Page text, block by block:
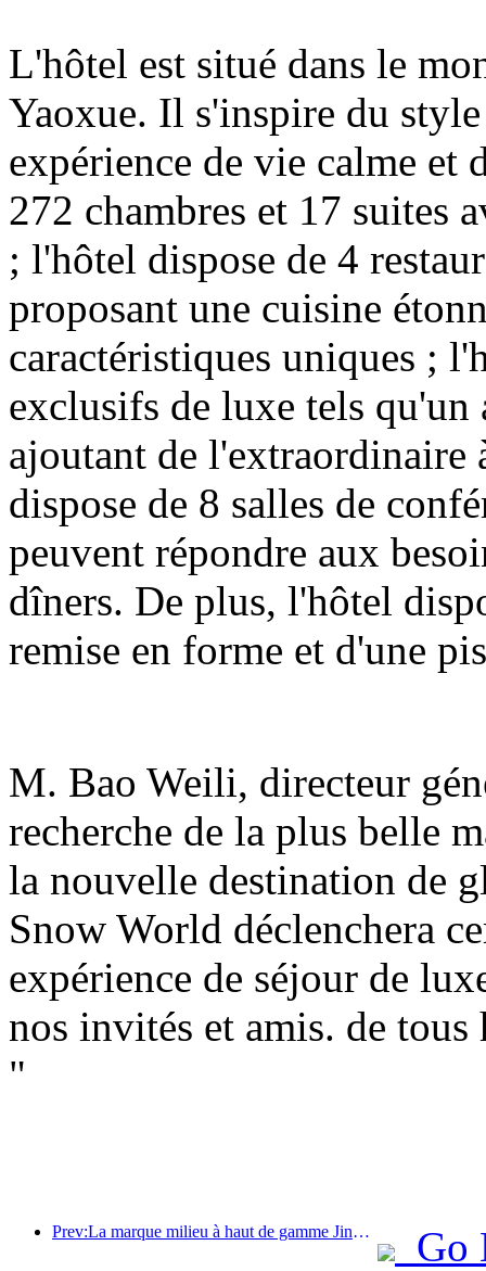
L'hôtel est situé dans le
Yaoxue. Il s'inspire du
expérience de vie calme et
272 chambres et 17 suites
; l'hôtel dispose de 4
proposant une cuisine
caractéristiques uniques ;
exclusifs de luxe tels qu'un
ajoutant de l'extraordinaire
dispose de 8 salles de
peuvent répondre aux
dîners. De plus, l'hôtel
remise en forme et d'une
M. Bao Weili, directeur
recherche de la plus belle
la nouvelle destination de
Snow World déclenchera
expérience de séjour de
nos invités et amis. de
"
Prev:La marque milieu à haut de gamme Jingsheng Hotel prend officiellement le large, ouvrant un nouveau modèle d'intégration de l'e-sport, de la culture et du tourisme
Go